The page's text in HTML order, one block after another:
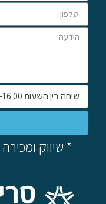
* שיווק